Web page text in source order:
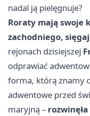
nadal ją pielęgnuje?
Roraty mają swoje
zachodniego,
rejonach dzisiejszej
odprawiać
forma, którą znamy
adwentowe przed
maryjną –